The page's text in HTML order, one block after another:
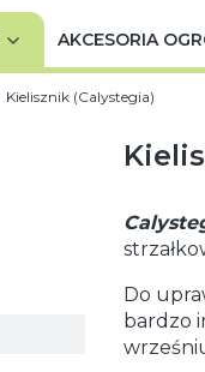
AKCESORIA
Kielisznik (Calystegia)
Do
bardzo